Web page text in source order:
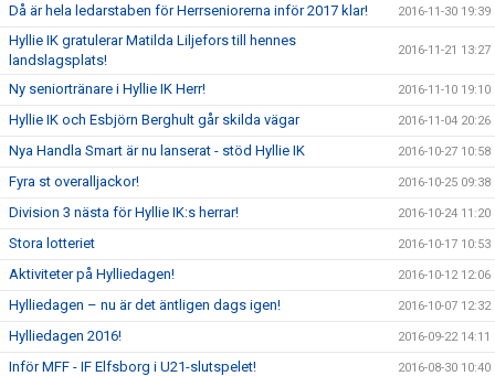
Då är hela ledarstaben för Herrseniorerna inför 2017 klar! 2016-11-30 19:39
Hyllie IK gratulerar Matilda Liljefors till hennes
landslagsplats!
2016-11-21 13:27
Ny seniortränare i Hyllie IK Herr! 2016-11-10 19:10
Hyllie IK och Esbjörn Berghult går skilda vägar 2016-11-04 20:26
Nya Handla Smart är nu lanserat - stöd Hyllie IK 2016-10-27 10:58
Fyra st overalljackor! 2016-10-25 09:38
Division 3 nästa för Hyllie IK:s herrar! 2016-10-24 11:20
Stora lotteriet 2016-10-17 10:53
Aktiviteter på Hylliedagen! 2016-10-12 12:06
Hylliedagen – nu är det äntligen dags igen! 2016-10-07 12:32
Hylliedagen 2016! 2016-09-22 14:11
Inför MFF - IF Elfsborg i U21-slutspelet! 2016-08-30 10:40